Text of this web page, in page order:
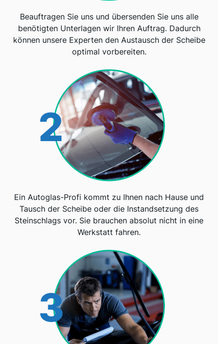
Beauftragen Sie uns und übersenden Sie uns alle
benötigten Unterlagen wir Ihren Auftrag. Dadurch
können unsere Experten den Austausch der Scheibe
optimal vorbereiten.
2
Ein Autoglas-Profi kommt zu Ihnen nach Hause und
Tausch der Scheibe oder die Instandsetzung des
Steinschlags vor. Sie brauchen absolut nicht in eine
Werkstatt fahren.
3